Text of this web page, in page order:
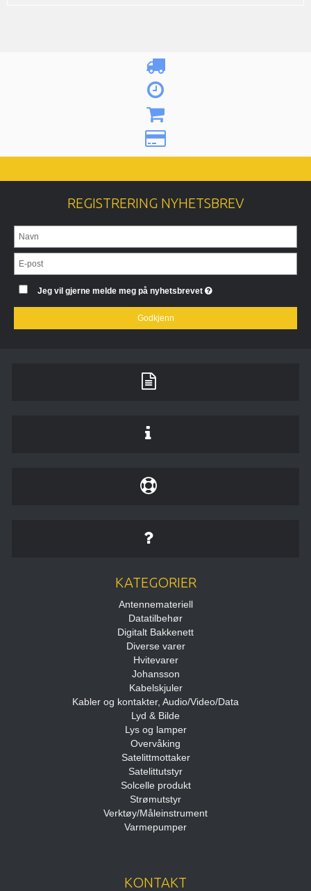
REGISTRERING NYHETSBREV
Jeg vil gjerne melde meg på nyhetsbrevet
Godkjenn
KATEGORIER
Antennemateriell
Datatilbehør
Digitalt Bakkenett
Diverse varer
Hvitevarer
Johansson
Kabelskjuler
Kabler og kontakter, Audio/Video/Data
Lyd & Bilde
Lys og lamper
Overvåking
Satelittmottaker
Satelittutstyr
Solcelle produkt
Strømutstyr
Verktøy/Måleinstrument
Varmepumper
KONTAKT